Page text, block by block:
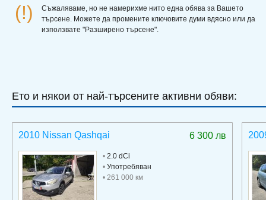
(!)
Съжаляваме, но не намерихме нито една обява за Вашето
търсене. Можете да промените ключовите думи вдясно или да
използвате "Разширено търсене".
Ето и някои от най-търсените активни обяви:
6 300 лв
2010 Nissan Qashqai
• 2.0 dCi
• Употребяван
• 261 000 км